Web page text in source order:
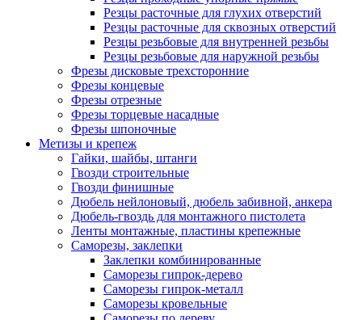
Резцы расточные для глухих отверстий
Резцы расточные для сквозных отверстий
Резцы резьбовые для внутренней резьбы
Резцы резьбовые для наружной резьбы
Фрезы дисковые трехсторонние
Фрезы концевые
Фрезы отрезные
Фрезы торцевые насадные
Фрезы шпоночные
Метизы и крепеж
Гайки, шайбы, штанги
Гвозди строительные
Гвозди финишные
Дюбель нейлоновый, дюбель забивной, анкера
Дюбель-гвоздь для монтажного пистолета
Ленты монтажные, пластины крепежные
Саморезы, заклепки
Заклепки комбинированные
Саморезы гипрок-дерево
Саморезы гипрок-металл
Саморезы кровельные